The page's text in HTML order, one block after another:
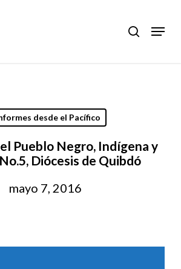
search
Menu
desde el Pacífico
Pueblo Negro, Indígena y
Diócesis de Quibdó
mayo 7, 2016
Close